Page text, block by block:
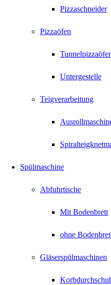
Pizzaschneider
Pizzaöfen
Untergestelle
Teigverarbeitung
Spülmaschine
Abfuhrtische
Mit Bodenbrett
ohne
Gläserspülmaschinen